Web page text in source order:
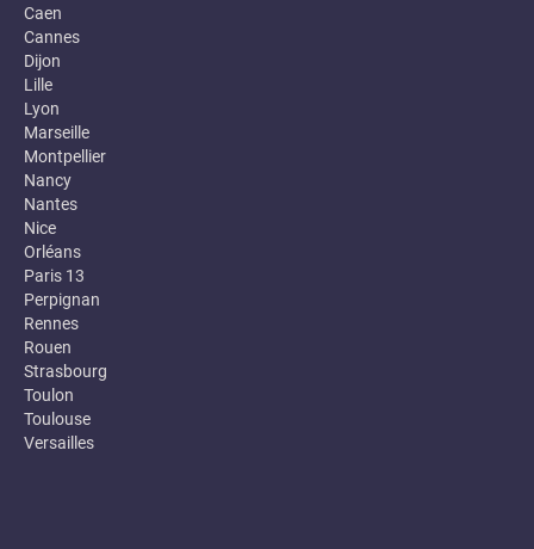
Caen
Cannes
Dijon
Lille
Lyon
Marseille
Montpellier
Nancy
Nantes
Nice
Orléans
Paris 13
Perpignan
Rennes
Rouen
Strasbourg
Toulon
Toulouse
Versailles